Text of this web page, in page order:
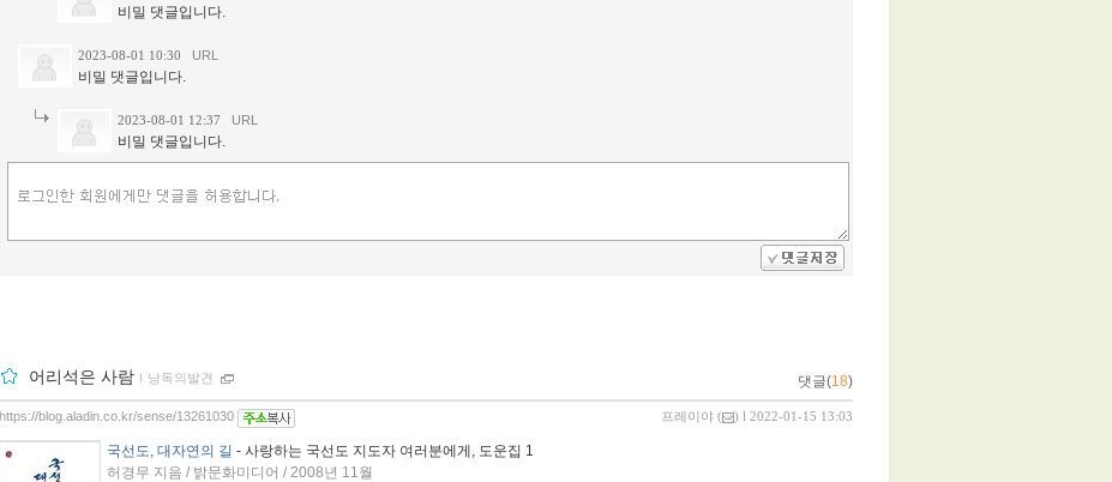
비밀 댓글입니다.
2023-08-01 10:30 URL
비밀 댓글입니다.
2023-08-01 12:37 URL
비밀 댓글입니다.
어리석은 사람 ｌ 낭독의발견 댓글(18)
프레이야 ( ) l 2022-01-15 13:03
https://blog.aladin.co.kr/sense/13261030
국선도, 대자연의 길 - 사랑하는 국선도 지도자 여러분에게, 도운집 1
허경무 지음 / 밝문화미디어 / 2008년 11월